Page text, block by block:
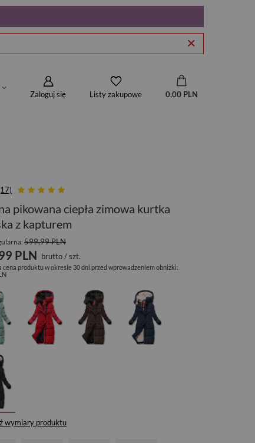
Zaloguj się Listy zakupowe 0,00 PLN
pikowana ciepła zimowa kurtka
z kapturem
599,99 PLN
PLN brutto/szt.
cena produktu w okresie 30 dni przed wprowadzeniem obniżki:
wymiary produktu